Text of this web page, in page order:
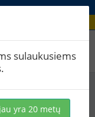
sulaukusiems
yra 20 metų